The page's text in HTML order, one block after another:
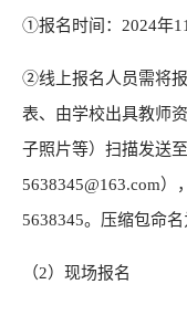
①报名时间：2024年
②线上报名人员需将
表、由学校出具教师
子照片等）扫描发送
5638345@163.com
5638345。压缩包命
（2）现场报名